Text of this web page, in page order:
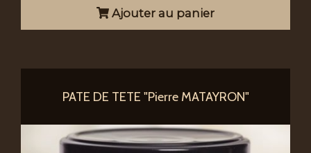
Ajouter au panier
PATE DE TETE "Pierre MATAYRON"